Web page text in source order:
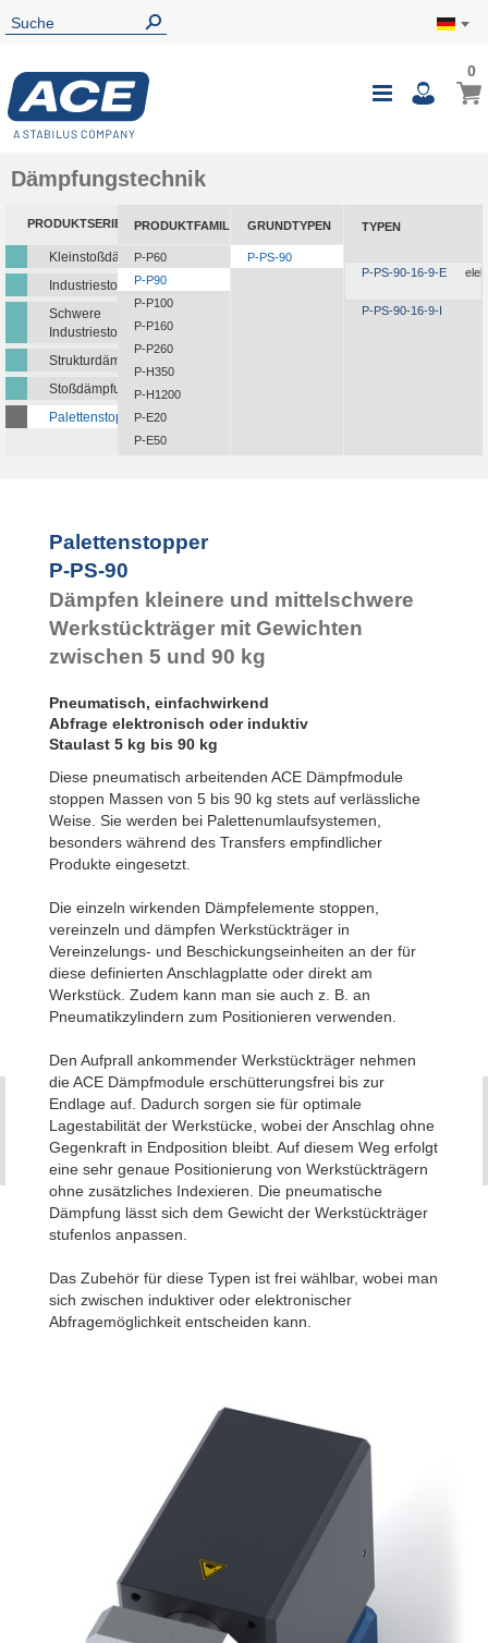
0
Dämpfungstechnik
PRODUKTSERIEN
Kleinstoßdämpfer
Industriestoßdämpfer
Schwere
Industriestoßdämpfer
Strukturdämpfer
Stoßdämpfungsplatten
Palettenstopper
PRODUKTFAMILIEN
P-P60
P-P90
P-P100
P-P160
P-P260
P-H350
P-H1200
P-E20
P-E50
GRUNDTYPEN
P-PS-90
TYPEN
P-PS-90-16-9-E
P-PS-90-16-9-I
Palettenstopper
P-PS-90
Dämpfen kleinere und mittelschwere
Werkstückträger mit Gewichten
zwischen 5 und 90 kg
Pneumatisch, einfachwirkend
Abfrage elektronisch oder induktiv
Staulast 5 kg bis 90 kg
Diese pneumatisch arbeitenden ACE Dämpfmodule
stoppen Massen von 5 bis 90 kg stets auf verlässliche
Weise. Sie werden bei Palettenumlaufsystemen,
besonders während des Transfers empfindlicher
Produkte eingesetzt.
Die einzeln wirkenden Dämpfelemente stoppen,
vereinzeln und dämpfen Werkstückträger in
Vereinzelungs- und Beschickungseinheiten an der für
diese definierten Anschlagplatte oder direkt am
Werkstück. Zudem kann man sie auch z. B. an
Pneumatikzylindern zum Positionieren verwenden.
Den Aufprall ankommender Werkstückträger nehmen
die ACE Dämpfmodule erschütterungsfrei bis zur
Endlage auf. Dadurch sorgen sie für optimale
Lagestabilität der Werkstücke, wobei der Anschlag ohne
Gegenkraft in Endposition bleibt. Auf diesem Weg erfolgt
eine sehr genaue Positionierung von Werkstückträgern
ohne zusätzliches Indexieren. Die pneumatische
Dämpfung lässt sich dem Gewicht der Werkstückträger
stufenlos anpassen.
Das Zubehör für diese Typen ist frei wählbar, wobei man
sich zwischen induktiver oder elektronischer
Abfragemöglichkeit entscheiden kann.